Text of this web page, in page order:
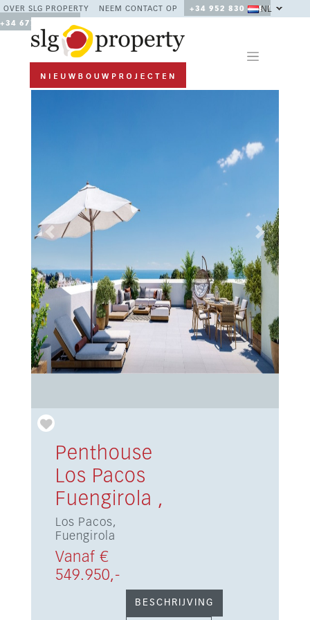
OVER SLG PROPERTY NEEM CONTACT OP
+34 952 830 378 /
+34 677 670 480
NL
Previous Next
Penthouse
Los Pacos
Fuengirola ,
Los Pacos,
Fuengirola
Vanaf €
549.950,-
BESCHRIJVING